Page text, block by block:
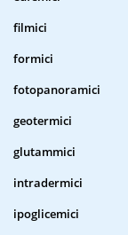
filmici
formici
fotopanoramici
geotermici
glutammici
intradermici
ipoglicemici